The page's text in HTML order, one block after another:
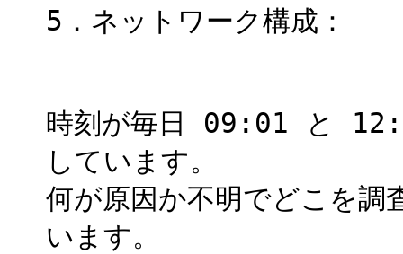
5．ネットワーク構成：
時刻が毎日 09:01 と
しています。
何が原因か不明でどこを調
います。